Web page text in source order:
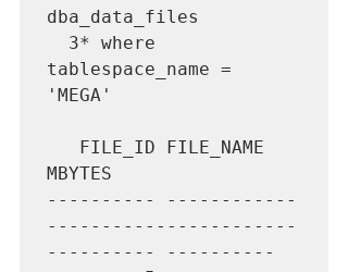
dba_data_files
tablespace_name =
'MEGA'
MBYTES
---------- ------------
-----------------------
---------- ----------